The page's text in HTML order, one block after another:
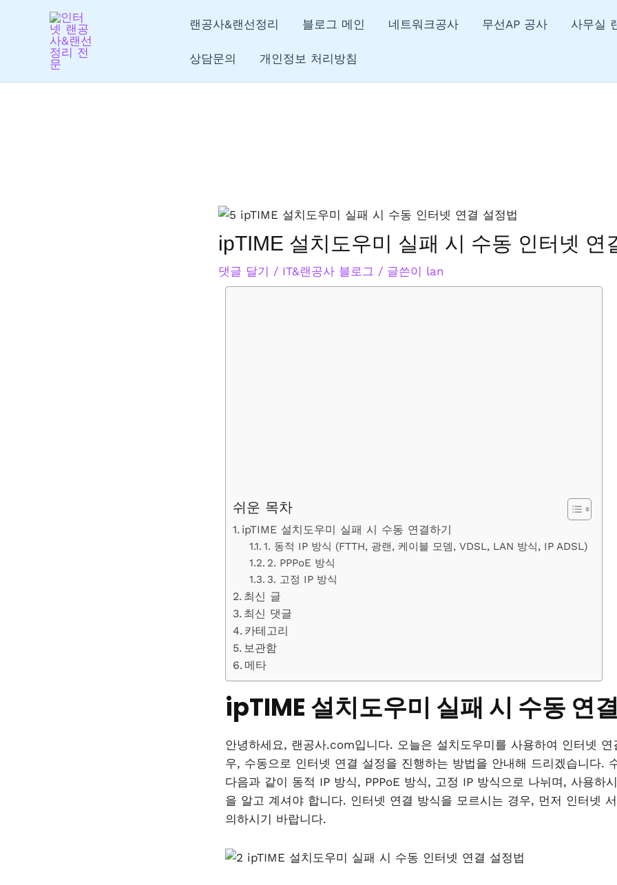
건
랜공사&랜선정리 블로그 메인 네트워크공사 무선AP 공사 사무실
상담문의 개인정보 처리방침
ipTIME 설치도우미 실패 시 수동 인터넷 연
댓글 달기 / IT&랜공사 블로그 / 글쓴이 lan
쉬운 목차
ipTIME 설치도우미 실패 시 수동 연결하기
1. 동적 IP 방식 (FTTH, 광랜, 케이블 모뎀, VDSL, LAN 방식, IP ADSL)
2. PPPoE 방식
3. 고정 IP 방식
최신 글
최신 댓글
카테고리
보관함
메타
ipTIME 설치도우미 실패 시 수동 연
안녕하세요, 랜공사.com입니다. 오늘은 설치도우미를 사용하여 인터넷 연
우, 수동으로 인터넷 연결 설정을 진행하는 방법을 안내해 드리겠습니다.
다음과 같이 동적 IP 방식, PPPoE 방식, 고정 IP 방식으로 나뉘며, 사용하
을 알고 계셔야 합니다. 인터넷 연결 방식을 모르시는 경우, 먼저 인터넷
의하시기 바랍니다.
탐